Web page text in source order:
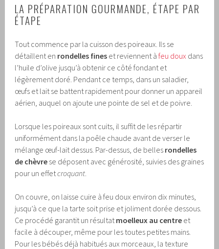
LA PRÉPARATION GOURMANDE, ÉTAPE PAR
ÉTAPE
Tout commence par la cuisson des poireaux. Ils se
détaillent en rondelles fines et reviennent àfeu doux dans
l’huile d’olive jusqu’à obtenir ce côté fondant et
légèrement doré. Pendant ce temps, dans un saladier,
œufs et lait se battent rapidement pour donner un appareil
aérien, auquel on ajoute une pointe de sel et de poivre.
Lorsque les poireaux sont cuits, il suffit de les répartir
uniformément dans la poêle chaude avant de verser le
mélange œuf-lait dessus. Par-dessus, de belles rondelles
de chèvre se déposent avec générosité, suivies des graines
pour un effetcroquant
On couvre, on laisse cuire à feu doux environ dix minutes,
jusqu’à ce que la tarte soit prise et joliment dorée dessous.
Ce procédé garantit un résultat moelleux au centre et
facile à découper, même pour les toutes petites mains.
Pour les bébés déjà habitués aux morceaux, la texture